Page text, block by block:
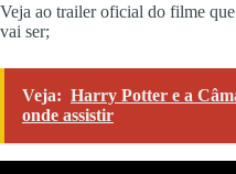
Veja ao trailer oficial do filme
vai ser;
Veja: Harry Potter e a
onde assistir